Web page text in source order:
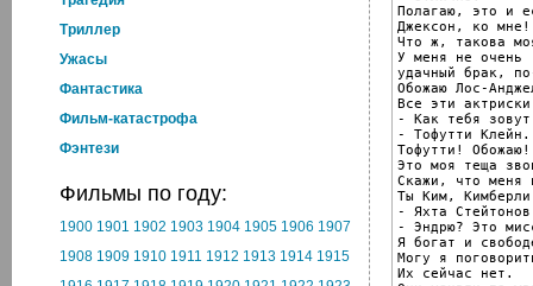
Триллер
Ужасы
Фантастика
Фильм-катастрофа
Фэнтези
Фильмы по году:
1900 1901 1902 1903 1904 1905 1906 1907
1908 1909 1910 1911 1912 1913 1914 1915
Полагаю, это и
Джексон, ко мне!
Что ж, такова
У меня не очень
удачный брак,
Обожаю Лос-
Все эти
- Как тебя
- Тофутти Клейн.
Тофутти! Обожаю!
Это моя теща
Скажи, что меня
Ты Ким,
- Яхта
- Эндрю? Это
Я богат и
Могу я
Их сейчас нет.